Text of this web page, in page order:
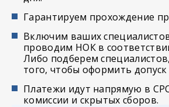
Гарантируем прохождение
Включим ваших
проводим НОК в
Либо подберем
того, чтобы оформить
Платежи идут напрямую в
комиссии и скрытых сборов.